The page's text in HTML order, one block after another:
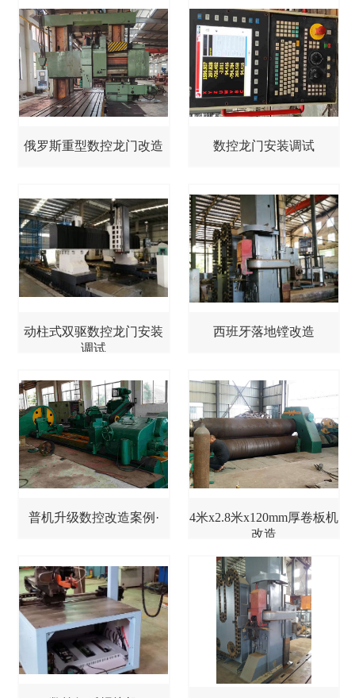
俄罗斯重型数控龙门改造 数控龙门安装调试
动柱式双驱数控龙门安装
调试
西班牙落地镗改造
普机升级数控改造案例·
4米x2.8米x120mm厚卷板机
改造